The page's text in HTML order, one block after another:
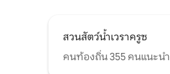
สวนสัตว์น้ำเวราครูซ
คนท้องถิ่น 355 คนแนะนำ